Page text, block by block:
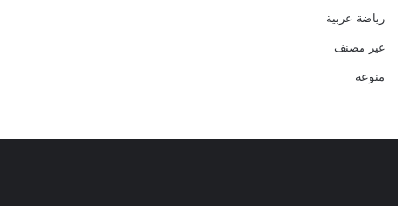
رياضة عربية
غير مصنف
منوعة